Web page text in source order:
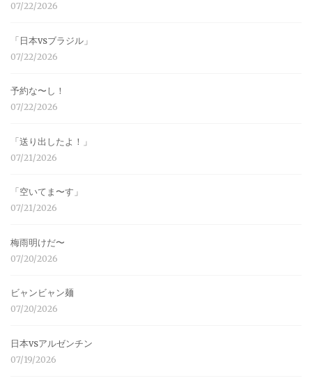
07/22/2026
「日本vsブラジル」
07/22/2026
予約な〜し！
07/22/2026
「送り出したよ！」
07/21/2026
「空いてま〜す」
07/21/2026
梅雨明けだ〜
07/20/2026
ビャンビャン麺
07/20/2026
日本vsアルゼンチン
07/19/2026